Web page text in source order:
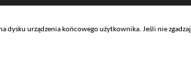
dysku urządzenia końcowego użytkownika. Jeśli nie